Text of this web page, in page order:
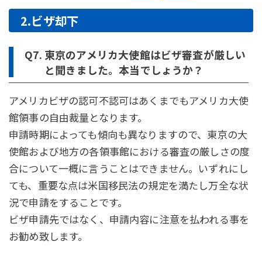
2.ビザ却下
Q7. 東京のアメリカ大使館はビザ審査が厳しい
と聞きました。本当でしょうか？
アメリカビザの認可不認可はあくまでもアメリカ大使
館領事の自由裁量となります。
申請時期によっても傾向も異なりますので、東京の大
使館および地方の各領事館における審査の厳しさの度
合について一概に言うことはできません。いずれにし
ても、重要な点は米国移民法の規定を満たし万全な状
況で申請をすることです。
ビザ申請先ではなく、申請内容に注意を払われる事を
お勧め致します。